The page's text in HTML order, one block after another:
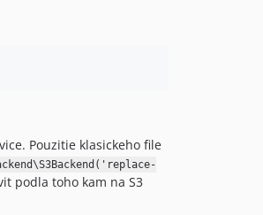
Pouzitie klasickeho file
podla toho kam na S3